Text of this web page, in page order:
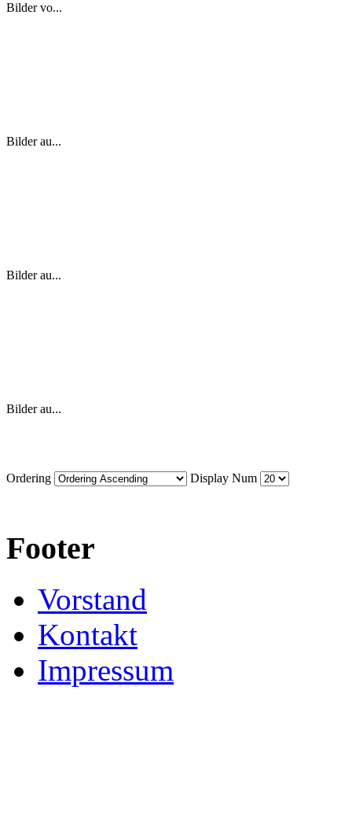
Bilder vo...
Bilder au...
Bilder au...
Bilder au...
Ordering Display Num
Footer
Vorstand
Kontakt
Impressum